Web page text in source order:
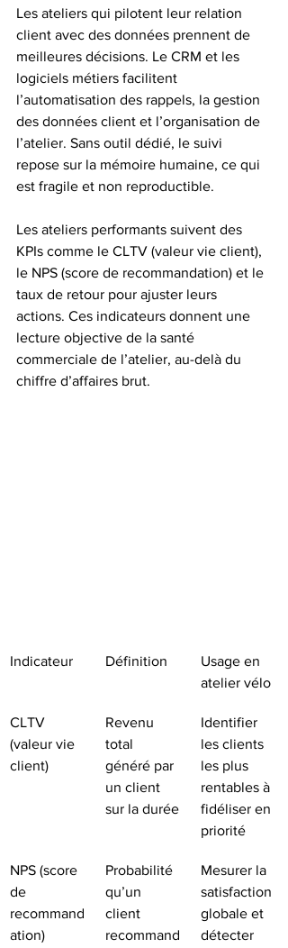
Les ateliers qui pilotent leur relation
client avec des données prennent de
meilleures décisions. Le CRM et les
logiciels métiers facilitent
l’automatisation des rappels, la gestion
des données client et l’organisation de
l’atelier. Sans outil dédié, le suivi
repose sur la mémoire humaine, ce qui
est fragile et non reproductible.
Les ateliers performants suivent des
KPIs comme le CLTV (valeur vie client),
le NPS (score de recommandation) et le
taux de retour pour ajuster leurs
actions. Ces indicateurs donnent une
lecture objective de la santé
commerciale de l’atelier, au-delà du
chiffre d’affaires brut.
Indicateur Définition
Usage en
atelier vélo
CLTV
(valeur vie
client)
Revenu
total
généré par
un client
sur la durée
Identifier
les clients
les plus
rentables à
fidéliser en
priorité
NPS (score
de
recommand
ation)
Probabilité
qu’un
client
recommand
Mesurer la
satisfaction
globale et
détecter